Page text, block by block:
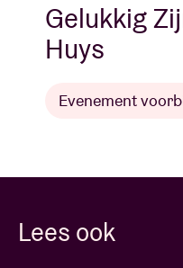
Gelukkig
Huys
Evenement
Lees ook